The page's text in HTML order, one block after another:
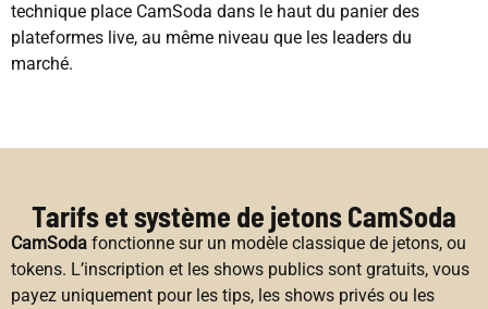
technique place CamSoda dans le haut du panier des
plateformes live, au même niveau que les leaders du
marché.
Tarifs et système de jetons CamSoda
CamSoda fonctionne sur un modèle classique de jetons, ou
tokens. L’inscription et les shows publics sont gratuits, vous
payez uniquement pour les tips, les shows privés ou les